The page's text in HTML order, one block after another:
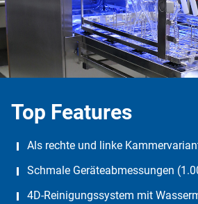
Top Features
Als rechte und linke
Schmale Geräteabmessungen
4D-Reinigungssystem mit